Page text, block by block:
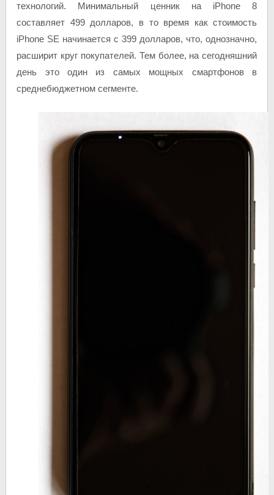
технологий. Минимальный ценник на iPhone 8
составляет 499 долларов, в то время как стоимость
iPhone SE начинается с 399 долларов, что, однозначно,
расширит круг покупателей. Тем более, на сегодняшний
день это один из самых мощных смартфонов в
среднебюджетном сегменте.